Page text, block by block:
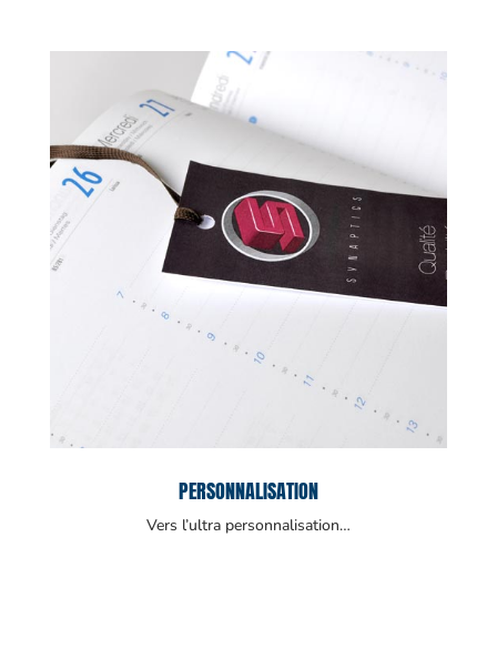
PERSONNALISATION
Vers l’ultra personnalisation…